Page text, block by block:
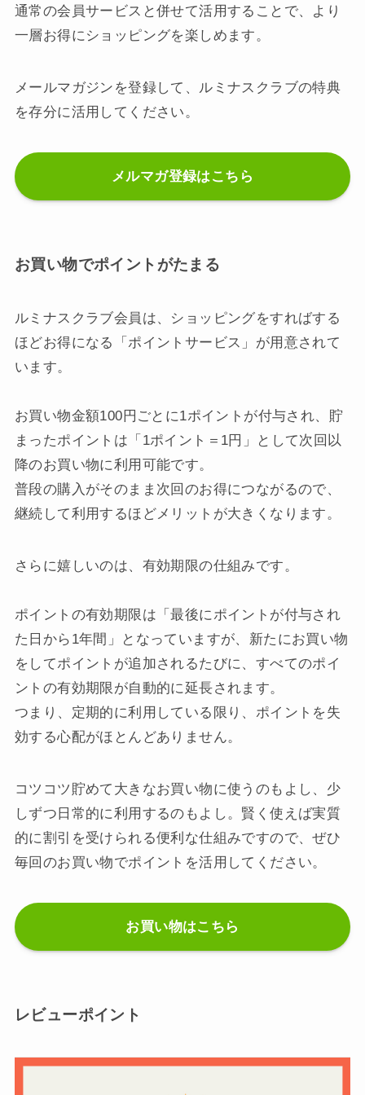
通常の会員サービスと併せて活用することで、より
一層お得にショッピングを楽しめます。
メールマガジンを登録して、ルミナスクラブの特典
を存分に活用してください。
メルマガ登録はこちら
お買い物でポイントがたまる
ルミナスクラブ会員は、ショッピングをすればする
ほどお得になる「ポイントサービス」が用意されて
います。
お買い物金額100円ごとに1ポイントが付与され、貯
まったポイントは「1ポイント＝1円」として次回以
降のお買い物に利用可能です。
普段の購入がそのまま次回のお得につながるので、
継続して利用するほどメリットが大きくなります。
さらに嬉しいのは、有効期限の仕組みです。
ポイントの有効期限は「最後にポイントが付与され
た日から1年間」となっていますが、新たにお買い物
をしてポイントが追加されるたびに、すべてのポイ
ントの有効期限が自動的に延長されます。
つまり、定期的に利用している限り、ポイントを失
効する心配がほとんどありません。
コツコツ貯めて大きなお買い物に使うのもよし、少
しずつ日常的に利用するのもよし。賢く使えば実質
的に割引を受けられる便利な仕組みですので、ぜひ
毎回のお買い物でポイントを活用してください。
お買い物はこちら
レビューポイント